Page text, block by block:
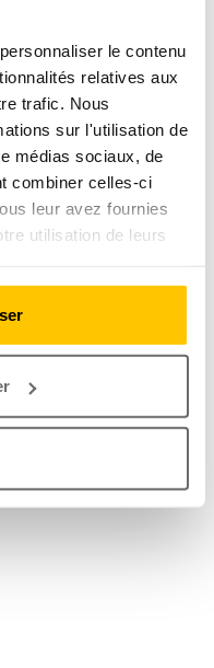
le contenu
relatives aux
trafic. Nous
sur l'utilisation de
médias sociaux, de
combiner celles-ci
leur avez fournies
utilisation de leurs